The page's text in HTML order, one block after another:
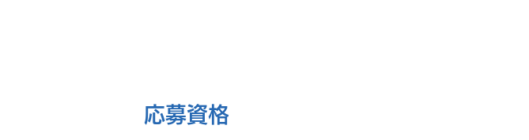
応募資格